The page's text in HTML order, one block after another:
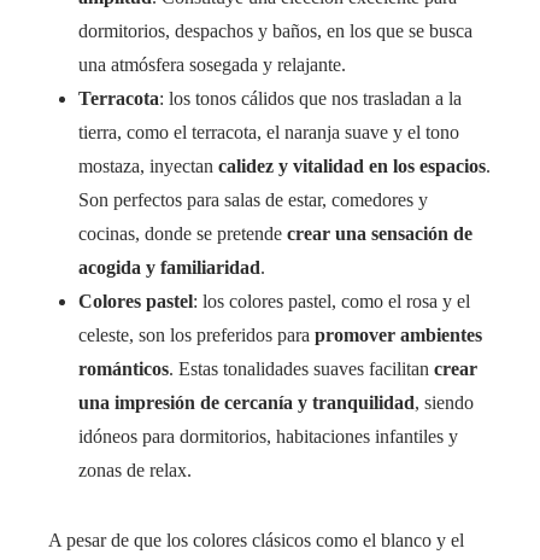
dormitorios, despachos y baños, en los que se busca
una atmósfera sosegada y relajante.
Terracota: los tonos cálidos que nos trasladan a la
tierra, como el terracota, el naranja suave y el tono
mostaza, inyectan calidez y vitalidad en los espacios.
Son perfectos para salas de estar, comedores y
cocinas, donde se pretende crear una sensación de
acogida y familiaridad.
Colores pastel: los colores pastel, como el rosa y el
celeste, son los preferidos para promover ambientes
románticos. Estas tonalidades suaves facilitan crear
una impresión de cercanía y tranquilidad, siendo
idóneos para dormitorios, habitaciones infantiles y
zonas de relax.
A pesar de que los colores clásicos como el blanco y el